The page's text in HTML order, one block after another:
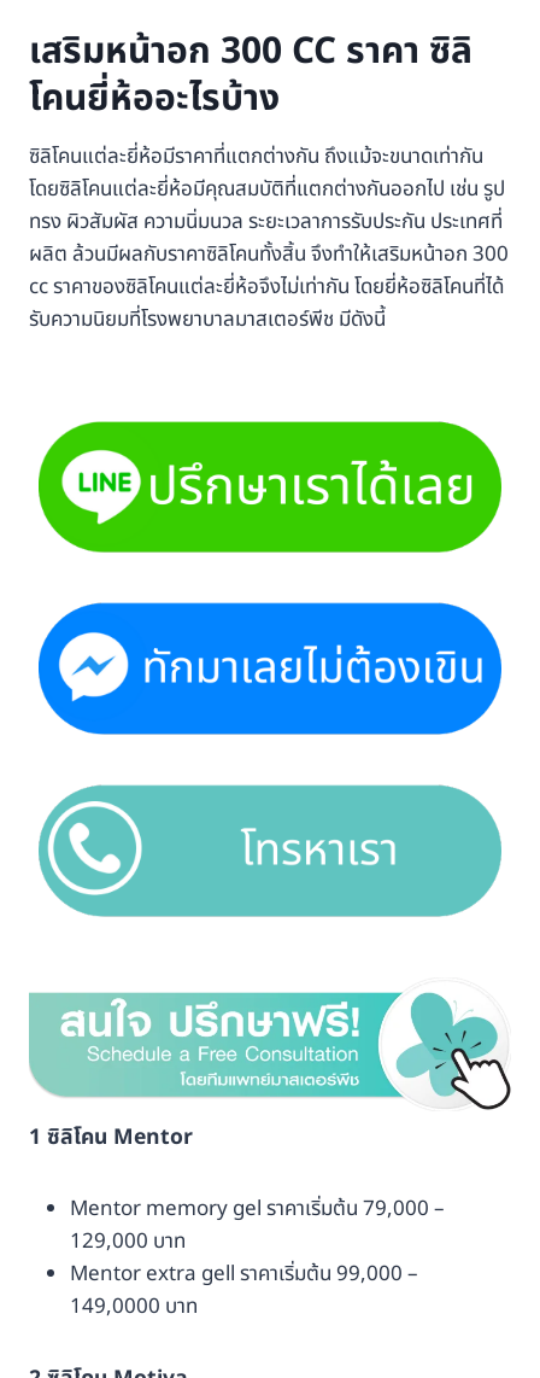
เสริมหน้าอก 300 CC ราคา ซิลิ
โคนยี่ห้ออะไรบ้าง
ซิลิโคนแต่ละยี่ห้อมีราคาที่แตกต่างกัน ถึงแม้จะขนาดเท่ากัน
โดยซิลิโคนแต่ละยี่ห้อมีคุณสมบัติที่แตกต่างกันออกไป เช่น รูป
ทรง ผิวสัมผัส ความนิ่มนวล ระยะเวลาการรับประกัน ประเทศที่
ผลิต ล้วนมีผลกับราคาซิลิโคนทั้งสิ้น จึงทำให้เสริมหน้าอก 300
cc ราคาของซิลิโคนแต่ละยี่ห้อจึงไม่เท่ากัน โดยยี่ห้อซิลิโคนที่ได้
รับความนิยมที่โรงพยาบาลมาสเตอร์พีช มีดังนี้
1 ซิลิโคน Mentor
Mentor memory gel ราคาเริ่มต้น 79,000 –
129,000 บาท
Mentor extra gell ราคาเริ่มต้น 99,000 –
149,0000 บาท